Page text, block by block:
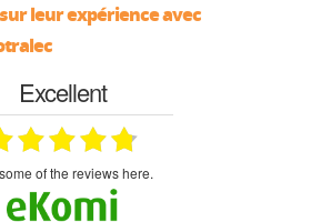
leur expérience avec
Excellent
some of the reviews here.